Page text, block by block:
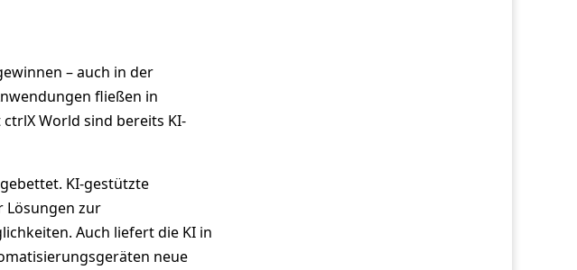
– auch in der
fließen in
World sind bereits KI-
KI-gestützte
Lösungen zur
Auch liefert die KI in
neue